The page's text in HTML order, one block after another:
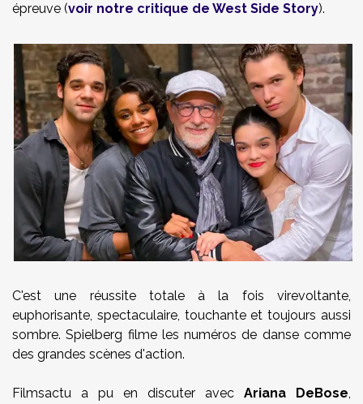
épreuve (voir notre critique de West Side Story).
C'est une réussite totale à la fois virevoltante,
euphorisante, spectaculaire, touchante et toujours aussi
sombre. Spielberg filme les numéros de danse comme
des grandes scènes d'action.
Filmsactu a pu en discuter avec Ariana DeBose,